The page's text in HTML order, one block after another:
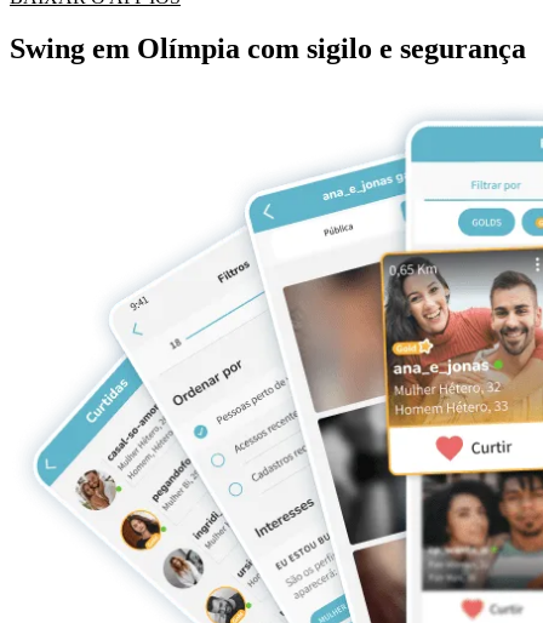
Swing em Olímpia com sigilo e segurança